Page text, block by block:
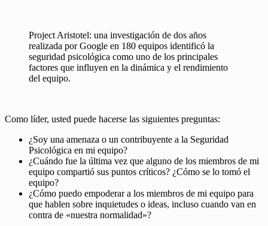
Project Aristotel: una investigación de dos años
realizada por Google en 180 equipos identificó la
seguridad psicológica como uno de los principales
factores que influyen en la dinámica y el rendimiento
del equipo.
Como líder, usted puede hacerse las siguientes preguntas:
¿Soy una amenaza o un contribuyente a la Seguridad
Psicológica en mi equipo?
¿Cuándo fue la última vez que alguno de los miembros de mi
equipo compartió sus puntos críticos? ¿Cómo se lo tomó el
equipo?
¿Cómo puedo empoderar a los miembros de mi equipo para
que hablen sobre inquietudes o ideas, incluso cuando van en
contra de «nuestra normalidad»?